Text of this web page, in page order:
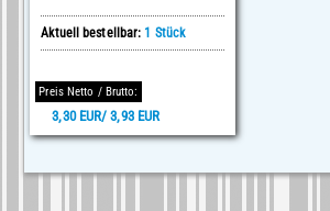
Aktuell bestellbar: 1 Stück
Preis Netto / Brutto:
3,30 EUR/ 3,93 EUR